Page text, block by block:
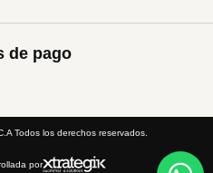
de pago
Todos los derechos reservados.
por